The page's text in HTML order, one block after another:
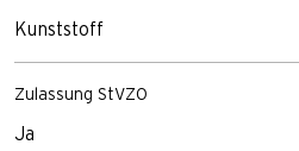
Kunststoff
Zulassung StVZO
Ja